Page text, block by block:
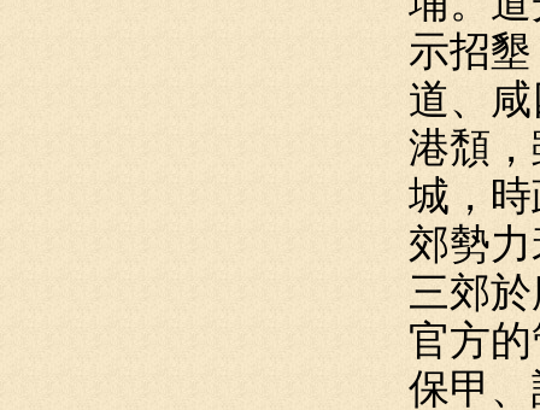
示招
道、
港頹
城，
郊勢
三郊
官方
保甲